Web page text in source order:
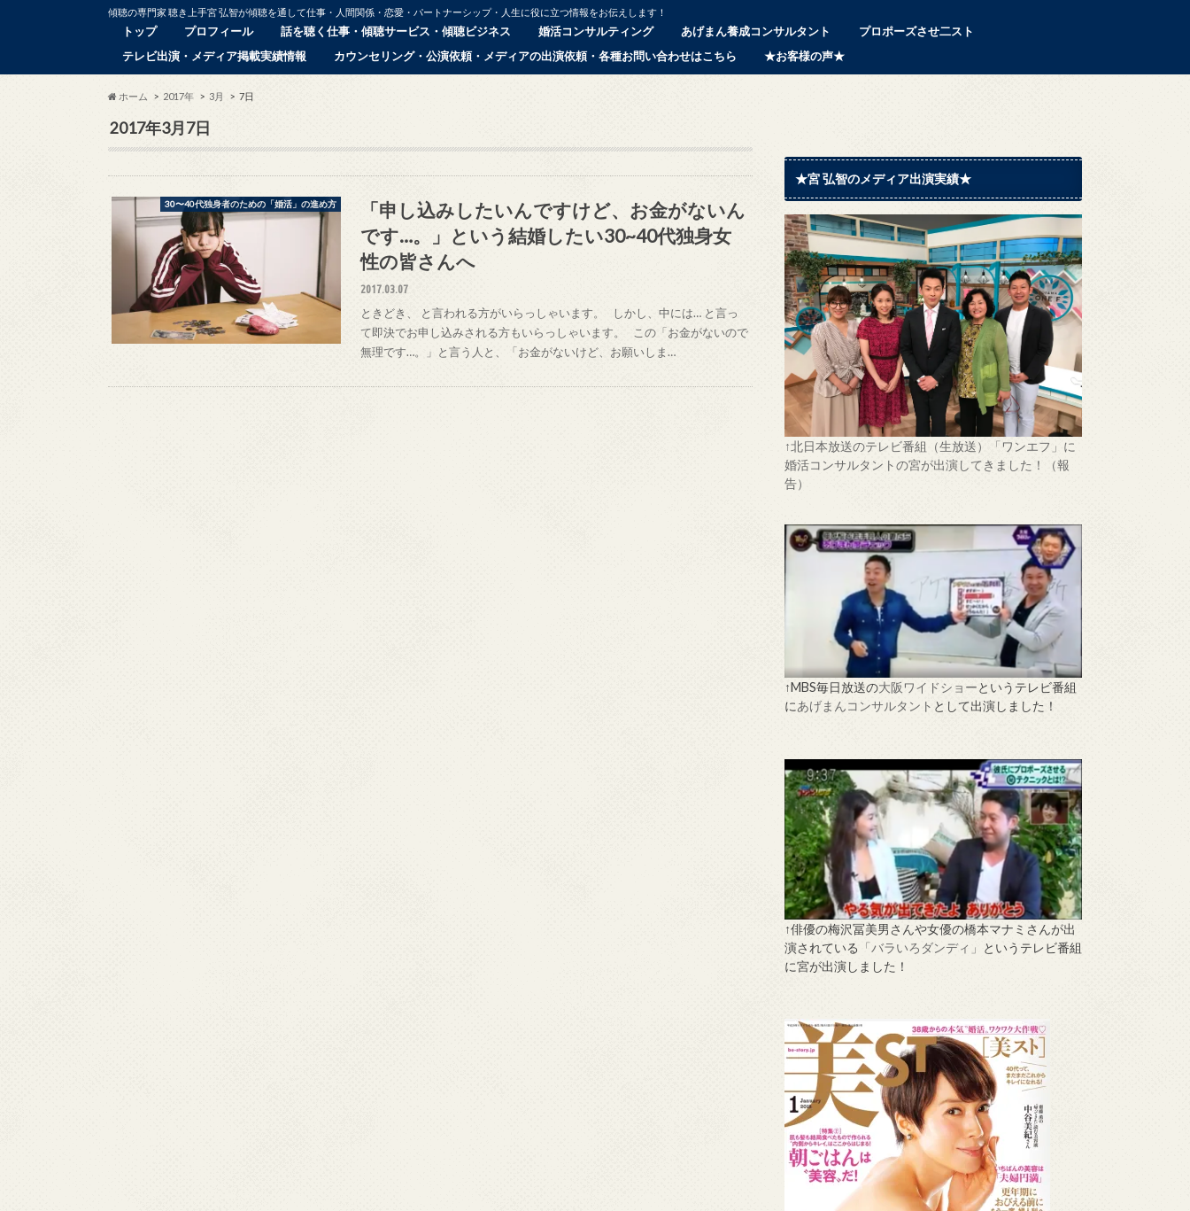
傾聴の専門家 聴き上手宮 弘智が傾聴を通して仕事・人間関係・恋愛・パートナーシップ・人生に役に立つ情報をお伝えします！
トップ プロフィール 話を聴く仕事・傾聴サービス・傾聴ビジネス 婚活コンサルティング あげまん養成コンサルタント
プロポーズさせ二スト
テレビ出演・メディア掲載実績情報
カウンセリング・公演依頼・メディアの出演依頼・各種お問い合わせはこちら ★お客様の声★
ホーム 2017年 3月 7日
2017年3月7日
30〜40代独身者のための「婚活」の進め方
「申し込みしたいんですけど、お金がないん
です…。」という結婚したい30~40代独身女
性の皆さんへ
2017.03.07
ときどき、 と言われる方がいらっしゃいます。 しかし、中には… と言っ
て即決でお申し込みされる方もいらっしゃいます。 この「お金がないので
無理です…。」と言う人と、「お金がないけど、お願いしま…
★宮 弘智のメディア出演実績★
↑北日本放送のテレビ番組（生放送）「ワンエフ」に
婚活コンサルタントの宮が出演してきました！（報
告）
↑MBS毎日放送の大阪ワイドショーというテレビ番組
にあげまんコンサルタント として出演しました！
↑俳優の梅沢冨美男さんや女優の橋本マナミさんが出
演されている 「バラいろダンディ」 というテレビ番組
に宮が出演しました！